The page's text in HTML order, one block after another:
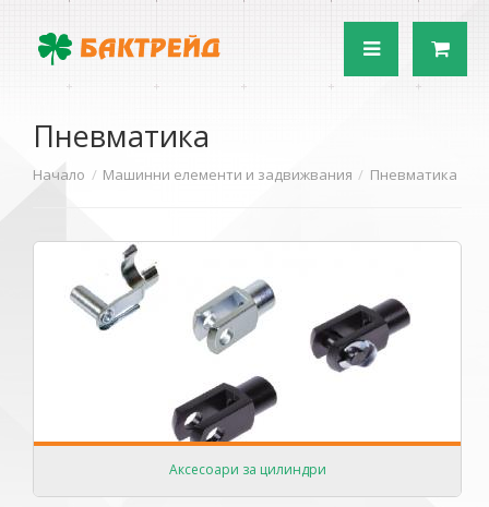
Пневматика
Начало Машинни елементи и задвижвания Пневматика
Аксесоари за цилиндри